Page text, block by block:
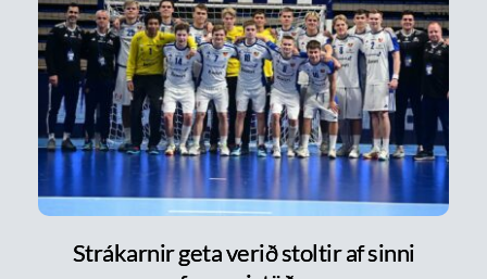
Strákarnir geta verið stoltir af sinni